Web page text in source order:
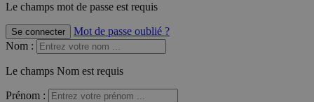
Le champs mot de passe est requis
Se connecter
Mot de passe oublié ?
Nom :
Le champs Nom est requis
Prénom :